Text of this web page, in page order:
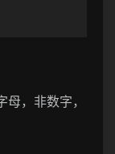
，非数字，